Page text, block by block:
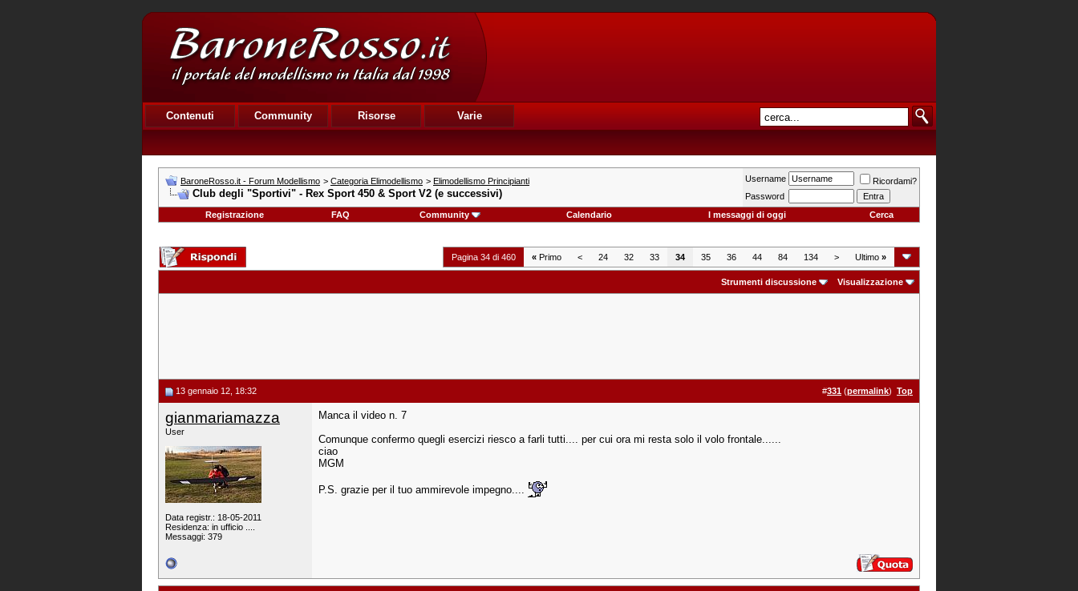
Contenuti Community Risorse Varie
BaroneRosso.it - Forum Modellismo > Categoria Elimodellismo > Elimodellismo Principianti
Club degli "Sportivi" - Rex Sport 450 & Sport V2 (e successivi)
Username
Ricordami?
Password
Registrazione
FAQ Community Calendario I messaggi di oggi Cerca
Pagina 34 di 460 « Primo < 24 32 33 34 35 36 44 84 134 > Ultimo »
Strumenti discussione Visualizzazione
13 gennaio 12, 18:32 #331 (permalink) Top
gianmariamazza
User
Data registr.: 18-05-2011
Residenza: in ufficio ....
Messaggi: 379
Manca il video n. 7
Comunque confermo quegli esercizi riesco a farli tutti.... per cui ora mi resta solo il volo frontale......
ciao
MGM
P.S. grazie per il tuo ammirevole impegno....